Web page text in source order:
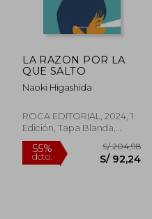
LA RAZON POR LA
QUE SALTO
Naoki Higashida
ROCA EDITORIAL, 2024, 1
Edición, Tapa Blanda,
Nuevo